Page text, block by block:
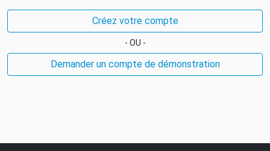
Créez votre compte
- OU -
Demander un compte de démonstration